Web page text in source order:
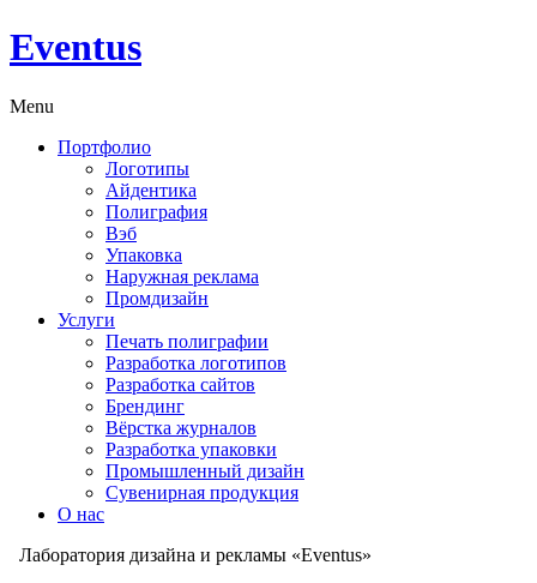
Eventus
Menu
Портфолио
Логотипы
Айдентика
Полиграфия
Вэб
Упаковка
Наружная реклама
Промдизайн
Услуги
Печать полиграфии
Разработка логотипов
Разработка сайтов
Брендинг
Вёрстка журналов
Разработка упаковки
Промышленный дизайн
Сувенирная продукция
О нас
Лаборатория дизайна и рекламы «Eventus»